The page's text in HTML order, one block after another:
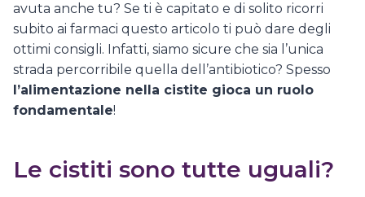
avuta anche tu? Se ti è capitato e di solito ricorri
subito ai farmaci questo articolo ti può dare degli
ottimi consigli. Infatti, siamo sicure che sia l’unica
strada percorribile quella dell’antibiotico? Spesso
l’alimentazione nella cistite gioca un ruolo
fondamentale!
Le cistiti sono tutte uguali?